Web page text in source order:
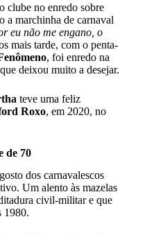
clube no enredo sobre
a marchinha de carnaval
eu não me engano, o
mais tarde, com o penta-
, foi enredo na
deixou muito a desejar.
teve uma feliz
Roxo, em 2020, no
de 70
dos carnavalescos
Um alento às mazelas
civil-militar e que
1980.